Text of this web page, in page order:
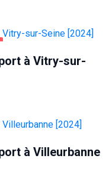
à Vitry-sur-
à Villeurbanne